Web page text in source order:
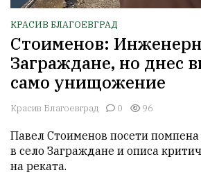
КРАСИВ БЛАГОЕВГРАД
Стоименов:
Заграждане, но днес
само унищожение
Красив Благоевград 0 96
Павел Стоименов посети помпена
в село Заграждане и описа
на реката.